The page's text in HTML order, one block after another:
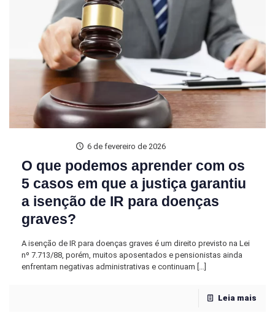
6 de fevereiro de 2026
O que podemos aprender com os
5 casos em que a justiça garantiu
a isenção de IR para doenças
graves?
A isenção de IR para doenças graves é um direito previsto na Lei
nº 7.713/88, porém, muitos aposentados e pensionistas ainda
enfrentam negativas administrativas e continuam […]
Leia mais